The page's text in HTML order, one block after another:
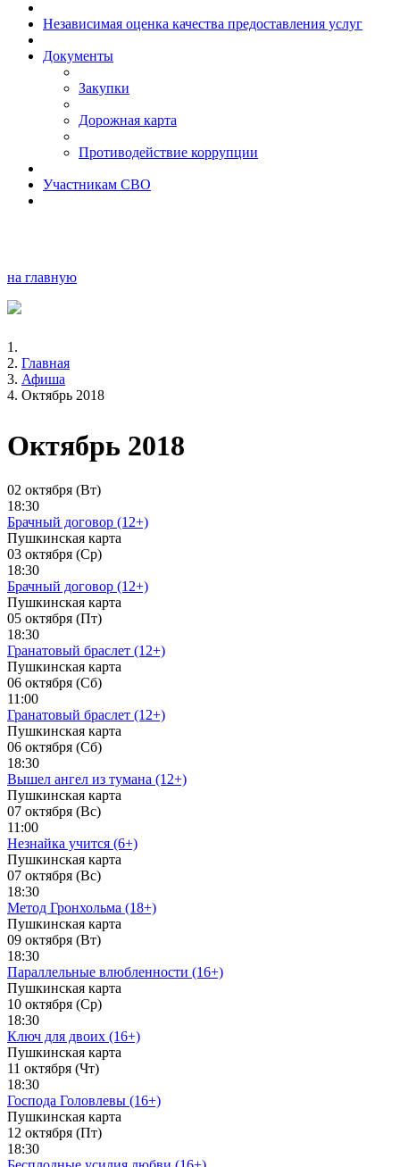
Независимая оценка качества предоставления услуг
Документы
Закупки
Дорожная карта
Противодействие коррупции
Участникам СВО
на главную
Главная
Афиша
Октябрь 2018
Октябрь 2018
02 октября (Вт)
18:30
Брачный договор (12+)
Пушкинская карта
03 октября (Ср)
18:30
Брачный договор (12+)
Пушкинская карта
05 октября (Пт)
18:30
Гранатовый браслет (12+)
Пушкинская карта
06 октября (Сб)
11:00
Гранатовый браслет (12+)
Пушкинская карта
06 октября (Сб)
18:30
Вышел ангел из тумана (12+)
Пушкинская карта
07 октября (Вс)
11:00
Незнайка учится (6+)
Пушкинская карта
07 октября (Вс)
18:30
Метод Гронхольма (18+)
Пушкинская карта
09 октября (Вт)
18:30
Параллельные влюбленности (16+)
Пушкинская карта
10 октября (Ср)
18:30
Ключ для двоих (16+)
Пушкинская карта
11 октября (Чт)
18:30
Господа Головлевы (16+)
Пушкинская карта
12 октября (Пт)
18:30